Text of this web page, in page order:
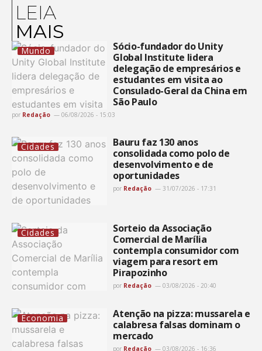
LEIA
MAIS
Mundo
Sócio-fundador do Unity
Global Institute lidera
delegação de empresários e
estudantes em visita ao
Consulado-Geral da China em
São Paulo
por Redação 06/08/2026 - 15:03
Cidades
Bauru faz 130 anos
consolidada como polo de
desenvolvimento e de
oportunidades
por Redação 31/07/2026 - 17:31
Cidades
Sorteio da Associação
Comercial de Marília
contempla consumidor com
viagem para resort em
Pirapozinho
por Redação 03/08/2026 - 20:40
Economia
Atenção na pizza: mussarela e
calabresa falsas dominam o
mercado
por Redação 03/08/2026 - 16:36